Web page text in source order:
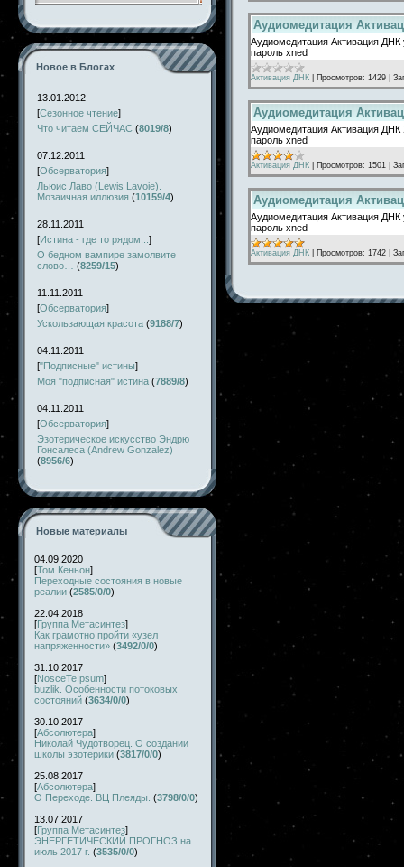
Новое в Блогах
13.01.2012
[Сезонное чтение]
Что читаем СЕЙЧАС (8019/8)
07.12.2011
[Обсерватория]
Льюис Лаво (Lewis Lavoie).
Мозаичная иллюзия (10159/4)
28.11.2011
[Истина - где то рядом... ]
О бедном вампире замолвите
слово…
(8259/15)
11.11.2011
[Обсерватория]
Ускользающая красота (9188/7)
04.11.2011
["Подписные" истины]
Моя "подписная" истина (7889/8)
04.11.2011
[Обсерватория]
Эзотерическое искусство Эндрю
Гонсалеса (Andrew Gonzalez)
(8956/6)
Новые материалы
04.09.2020
[Том Кеньон]
Переходные состояния в новые
реалии (2585/0/0)
22.04.2018
[Группа Метасинтез]
Как грамотно пройти «узел
напряженности» (3492/0/0)
31.10.2017
[NosceTeIpsum]
buzlik. Особенности потоковых
состояний (3634/0/0)
30.10.2017
[Абсолютера]
Николай Чудотворец. О создании
школы эзотерики (3817/0/0)
25.08.2017
[Абсолютера]
О Переходе. ВЦ Плеяды. (3798/0/0)
13.07.2017
[Группа Метасинтез]
ЭНЕРГЕТИЧЕСКИЙ ПРОГНОЗ на
июль 2017 г. (3535/0/0)
Аудиомедитация
Аудиомедитация Активация ДНК
пароль xned
Активация ДНК Просмотров: 1429
Аудиомедитация
Аудиомедитация Активация ДНК
пароль xned
Активация ДНК Просмотров: 1501
Аудиомедитация
Аудиомедитация Активация ДНК
пароль xned
Активация ДНК Просмотров: 1742